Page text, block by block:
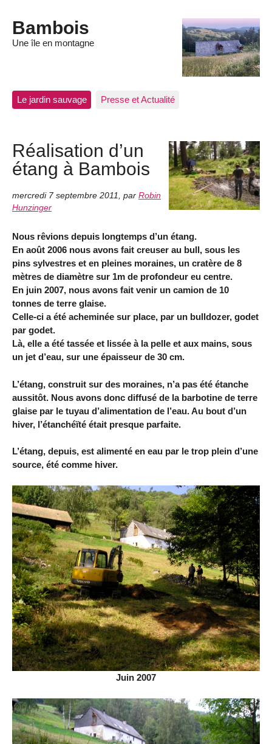
Bambois
Une île en montagne
Le jardin sauvage Presse et Actualité
Réalisation d’un
étang à Bambois
mercredi 7 septembre 2011, par Robin
Hunzinger
Nous rêvions depuis longtemps d’un étang.
En août 2006 nous avons fait creuser au bull, sous les
pins sylvestres et en pleines moraines, un cratère de 8
mètres de diamètre sur 1m de profondeur eu centre.
En juin 2007, nous avons fait venir un camion de 10
tonnes de terre glaise.
Celle-ci a été acheminée sur place, par un bulldozer, godet
par godet.
Là, elle a été tassée et lissée à la pelle et aux mains, sous
un jet d’eau, sur une épaisseur de 30 cm.
L’étang, construit sur des moraines, n’a pas été étanche
aussitôt. Nous avons donc diffusé de la barbotine de terre
glaise par le tuyau d’alimentation de l’eau. Au bout d’un
hiver, l’étanchéïté était presque parfaite.
L’étang, depuis, est alimenté en eau par le trop plein d’une
source, été comme hiver.
Juin 2007